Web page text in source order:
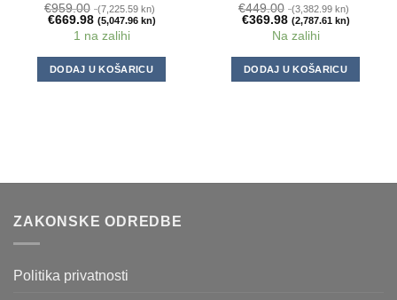
€959.00 (7,225.59 kn)
€669.98 (5,047.96 kn)
1 na zalihi
DODAJ U KOŠARICU
€449.00 (3,382.99 kn)
€369.98 (2,787.61 kn)
Na zalihi
DODAJ U KOŠARICU
ZAKONSKE ODREDBE
Politika privatnosti